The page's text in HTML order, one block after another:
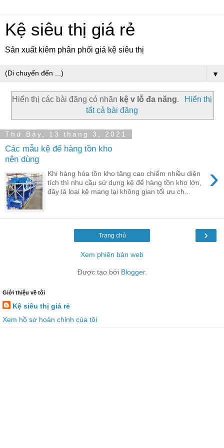
Kệ siêu thị giá rẻ
Sản xuất kiêm phân phối giá kệ siêu thị
▼
Hiển thị các bài đăng có nhãn kệ v lỗ đa năng.
Hiển thị
tất cả bài đăng
Thứ Bảy, 13 tháng 3, 2021
Các mẫu kệ để hàng tồn kho
nên dùng
›
Khi hàng hóa tồn kho tăng cao chiếm nhiều diện
tích thì nhu cầu sử dụng kệ để hàng tồn kho lớn,
đây là loại kệ mang lại không gian tối ưu ch...
›
Trang chủ
Xem phiên bản web
Được tạo bởi Blogger.
Giới thiệu về tôi
Kệ siêu thị giá rẻ
Xem hồ sơ hoàn chỉnh của tôi